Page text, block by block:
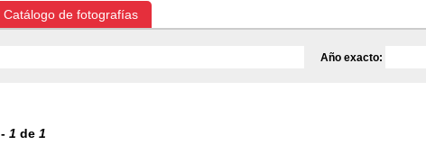
Catálogo de fotografías
Año exacto:
- 1 de 1